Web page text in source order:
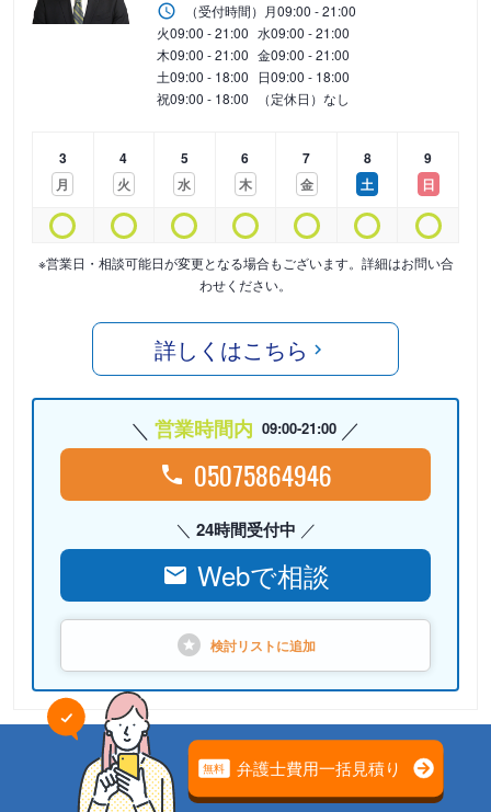
（受付時間） 月09:00 - 21:00
火09:00 - 21:00 水09:00 - 21:00
木09:00 - 21:00 金09:00 - 21:00
土09:00 - 18:00 日09:00 - 18:00
祝09:00 - 18:00 （定休日）なし
3
月
4
火
5
水
6
木
7
金
8
土
9
日
※営業日・相談可能日が変更となる場合もございます。詳細はお問い合
わせください。
詳しくはこちら
営業時間内 09:00-21:00
05075864946
24時間受付中
Webで相談
検討リストに追加
弁護士法人心（本部） PR